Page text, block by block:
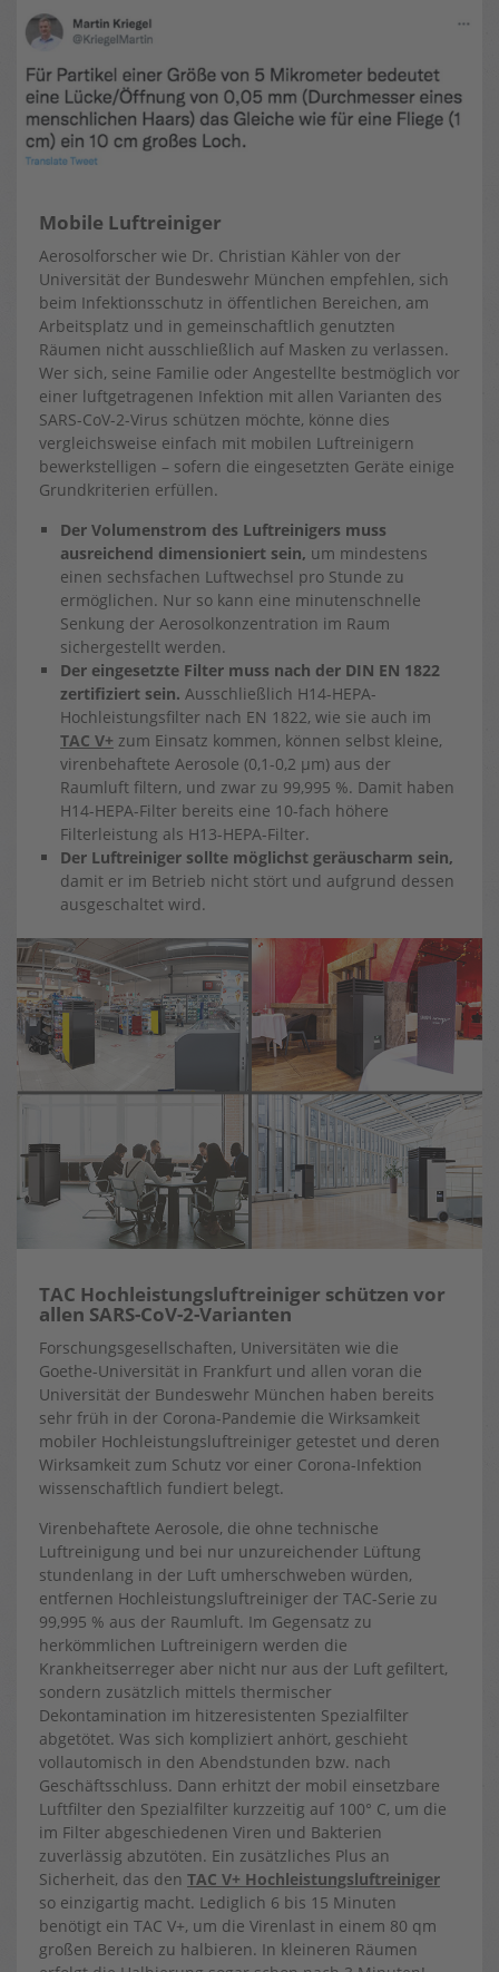
Mobile Luftreiniger
Aerosolforscher wie Dr. Christian Kähler von der
Universität der Bundeswehr München empfehlen, sich
beim Infektionsschutz in öffentlichen Bereichen, am
Arbeitsplatz und in gemeinschaftlich genutzten
Räumen nicht ausschließlich auf Masken zu verlassen.
Wer sich, seine Familie oder Angestellte bestmöglich vor
einer luftgetragenen Infektion mit allen Varianten des
SARS-CoV-2-Virus schützen möchte, könne dies
vergleichsweise einfach mit mobilen Luftreinigern
bewerkstelligen – sofern die eingesetzten Geräte einige
Grundkriterien erfüllen.
Der Volumenstrom des Luftreinigers muss
ausreichend dimensioniert sein, um mindestens
einen sechsfachen Luftwechsel pro Stunde zu
ermöglichen. Nur so kann eine minutenschnelle
Senkung der Aerosolkonzentration im Raum
sichergestellt werden.
Der eingesetzte Filter muss nach der DIN EN 1822
zertifiziert sein. Ausschließlich H14-HEPA-
Hochleistungsfilter nach EN 1822, wie sie auch im
TAC V+ zum Einsatz kommen, können selbst kleine,
virenbehaftete Aerosole (0,1-0,2 µm) aus der
Raumluft filtern, und zwar zu 99,995 %. Damit haben
H14-HEPA-Filter bereits eine 10-fach höhere
Filterleistung als H13-HEPA-Filter.
Der Luftreiniger sollte möglichst geräuscharm sein,
damit er im Betrieb nicht stört und aufgrund dessen
ausgeschaltet wird.
TAC Hochleistungsluftreiniger schützen vor
allen SARS-CoV-2-Varianten
Forschungsgesellschaften, Universitäten wie die
Goethe-Universität in Frankfurt und allen voran die
Universität der Bundeswehr München haben bereits
sehr früh in der Corona-Pandemie die Wirksamkeit
mobiler Hochleistungsluftreiniger getestet und deren
Wirksamkeit zum Schutz vor einer Corona-Infektion
wissenschaftlich fundiert belegt.
Virenbehaftete Aerosole, die ohne technische
Luftreinigung und bei nur unzureichender Lüftung
stundenlang in der Luft umherschweben würden,
entfernen Hochleistungsluftreiniger der TAC-Serie zu
99,995 % aus der Raumluft. Im Gegensatz zu
herkömmlichen Luftreinigern werden die
Krankheitserreger aber nicht nur aus der Luft gefiltert,
sondern zusätzlich mittels thermischer
Dekontamination im hitzeresistenten Spezialfilter
abgetötet. Was sich kompliziert anhört, geschieht
vollautomisch in den Abendstunden bzw. nach
Geschäftsschluss. Dann erhitzt der mobil einsetzbare
Luftfilter den Spezialfilter kurzzeitig auf 100° C, um die
im Filter abgeschiedenen Viren und Bakterien
zuverlässig abzutöten. Ein zusätzliches Plus an
Sicherheit, das den TAC V+ Hochleistungsluftreiniger
so einzigartig macht. Lediglich 6 bis 15 Minuten
benötigt ein TAC V+, um die Virenlast in einem 80 qm
großen Bereich zu halbieren. In kleineren Räumen